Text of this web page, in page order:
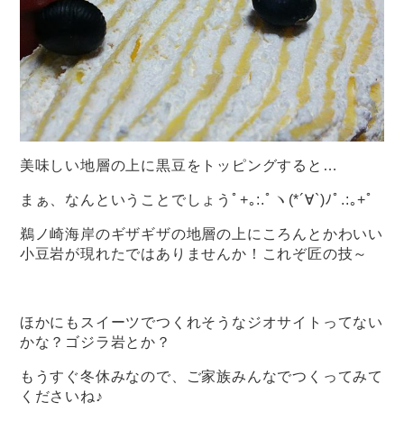
美味しい地層の上に黒豆をトッピングすると…
まぁ、なんということでしょうﾟ+｡:.ﾟヽ(*´∀`)ﾉﾟ.:｡+ﾟ
鵜ノ崎海岸のギザギザの地層の上にころんとかわいい
小豆岩が現れたではありませんか！これぞ匠の技～
ほかにもスイーツでつくれそうなジオサイトってない
かな？ゴジラ岩とか？
もうすぐ冬休みなので、ご家族みんなでつくってみて
くださいね♪